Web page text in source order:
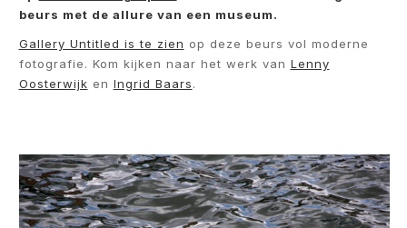
beurs met de allure van een museum.
Gallery Untitled is te zien op deze beurs vol moderne
fotografie. Kom kijken naar het werk van Lenny
Oosterwijk en Ingrid Baars.